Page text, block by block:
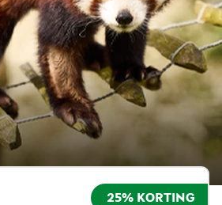
25% KORTING